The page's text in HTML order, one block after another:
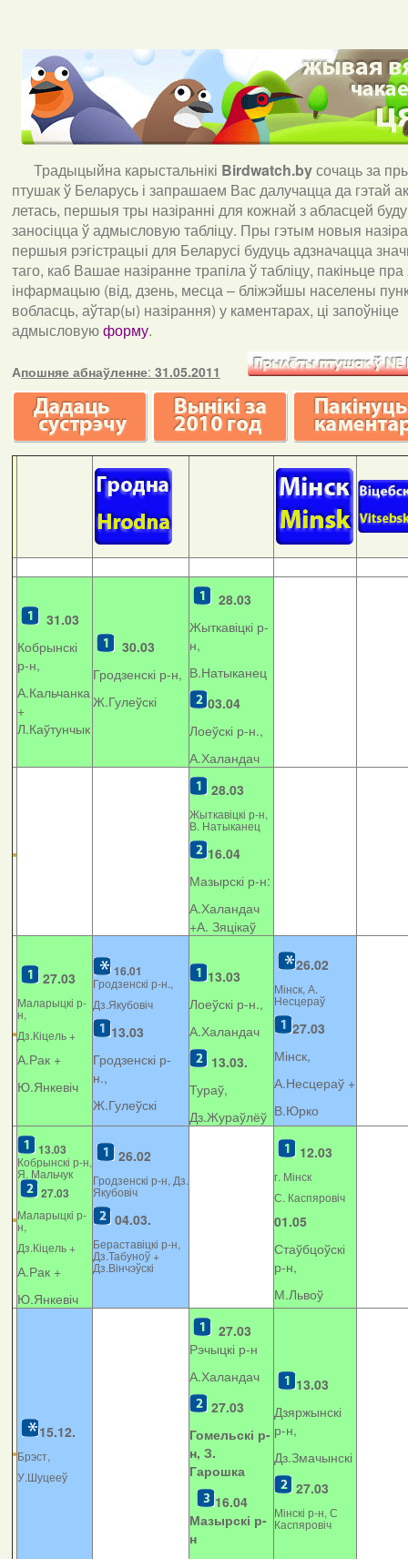
Традыцыйна карыстальнікі Birdwatch.byсочаць за
птушак ў Беларусь і запрашаем Вас далучацца да гэтай
летась, першыя тры назіранні для кожнай з абласцей
заносіцца ў адмысловую табліцу. Пры гэтым новыя
першыя рэгістрацыі для Беларусі будуць адзначацца
таго, каб Вашае назіранне трапіла ў табліцу, пакіньце пра
інфармацыю (від, дзень, месца – бліжэйшы населены
вобласць, аўтар(ы) назірання) у каментарах, ці запоўніце
адмысловуюформу.
Апошняе абнаўленне: 31.05.2011
31.03
Кобрынскі
р-н,
А.Кальчанка
+
Л.Каўтунчык
30.03
Гродзенскі р-н,
Ж.Гулеўскі
28.03
Жыткавіцкі р-
н,
В.Натыканец
03.04
Лоеўскі р-н.,
А.Халандач
28.03
Жыткавіцкі р-н,
В. Натыканец
16.04
Мазырскі р-н:
А.Халандач
+А. Зяцікаў
27.03
Маларыцкі р-
н,
Дз.Кіцель +
А.Рак +
Ю.Янкевіч
16.01
Гродзенскі р-н.,
Дз.Якубовіч
13.03
Гродзенскі р-
н.,
Ж.Гулеўскі
13.03
Лоеўскі р-н.,
А.Халандач
13.03.
Тураў,
Дз.Жураўлёў
26.02
Мінск, А.
Несцераў
27.03
Мінск,
А.Несцераў +
В.Юрко
13.03
Кобрынскі р-н,
Я. Мальчук
27.03
Маларыцкі р-
н,
Дз.Кіцель +
А.Рак +
Ю.Янкевіч
26.02
Гродзенскі р-н, Дз.
Якубовіч
04.03.
Бераставіцкі р-н,
Дз.Табуноў +
Дз.Вінчэўскі
12.03
г. Мінск
С. Каспяровіч
01.05
Стаўбцоўскі
р-н,
М.Львоў
15.12.
Брэст,
У.Шуцееў
27.03
Рэчыцкі р-н
А.Халандач
27.03
Гомельскі р-
н, З.
Гарошка
16.04
Мазырскі р-
н
13.03
Дзяржынскі
р-н,
Дз.Змачынскі
27.03
Мінскі р-н, С
Каспяровіч